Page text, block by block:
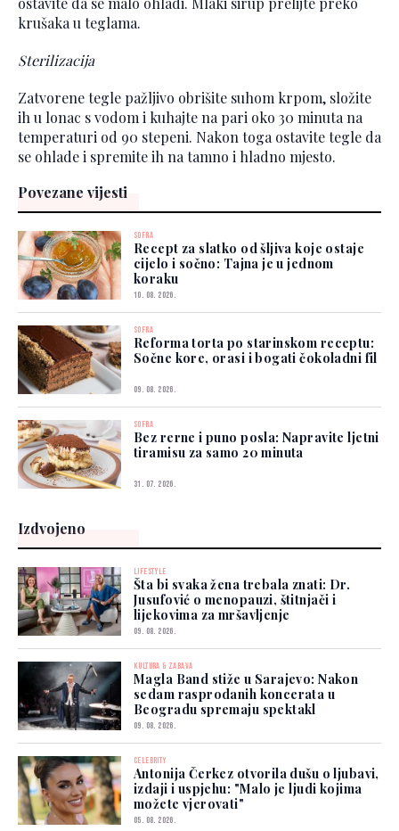
krušaka u teglama.
Sterilizacija
Zatvorene tegle pažljivo obrišite suhom krpom, složite
ih u lonac s vodom i kuhajte na pari oko 30 minuta na
temperaturi od 90 stepeni. Nakon toga ostavite tegle da
se ohlade i spremite ih na tamno i hladno mjesto.
Povezane vijesti
SOFRA
Recept za slatko od šljiva koje ostaje
cijelo i sočno: Tajna je u jednom
koraku
10. 08. 2026.
SOFRA
Reforma torta po starinskom receptu:
Sočne kore, orasi i bogati čokoladni fil
09. 08. 2026.
SOFRA
Bez rerne i puno posla: Napravite ljetni
tiramisu za samo 20 minuta
31. 07. 2026.
Izdvojeno
LIFESTYLE
Šta bi svaka žena trebala znati: Dr.
Jusufović o menopauzi, štitnjači i
lijekovima za mršavljenje
09. 08. 2026.
KULTURA & ZABAVA
Magla Band stiže u Sarajevo: Nakon
sedam rasprodanih koncerata u
Beogradu spremaju spektakl
09. 08. 2026.
CELEBRITY
Antonija Čerkez otvorila dušu o ljubavi,
izdaji i uspjehu: "Malo je ljudi kojima
možete vjerovati"
05. 08. 2026.